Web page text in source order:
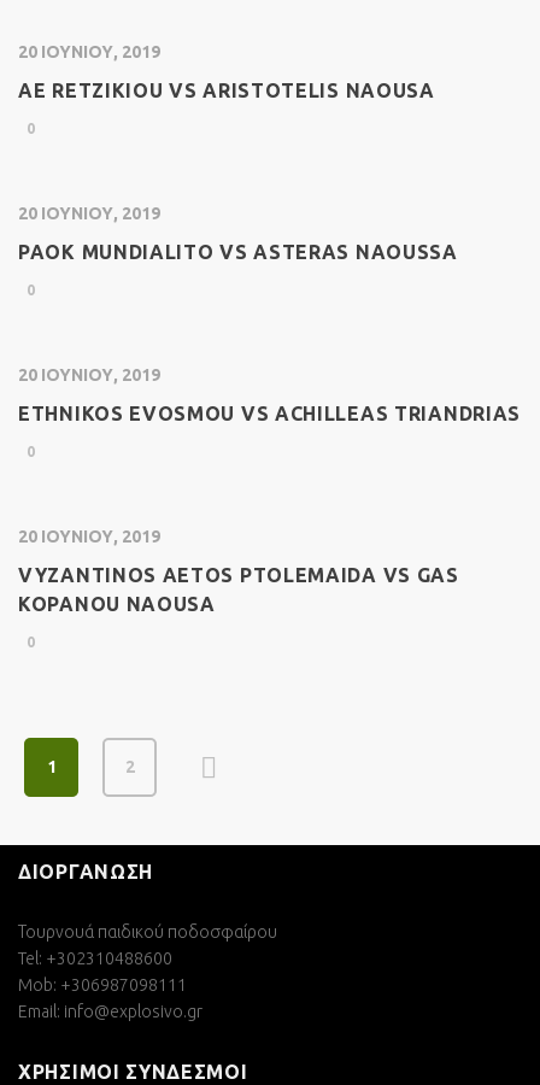
20 ΙΟΥΝΊΟΥ, 2019
AE RETZIKIOU VS ARISTOTELIS NAOUSA
0
20 ΙΟΥΝΊΟΥ, 2019
PAOK MUNDIALITO VS ASTERAS NAOUSSA
0
20 ΙΟΥΝΊΟΥ, 2019
ETHNIKOS EVOSMOU VS ACHILLEAS TRIANDRIAS
0
20 ΙΟΥΝΊΟΥ, 2019
VYZANTINOS AETOS PTOLEMAIDA VS GAS
KOPANOU NAOUSA
0
1 2
ΔΙΟΡΓΑΝΩΣΗ
Τουρνουά παιδικού ποδοσφαίρου
Tel: +302310488600
Mob: +306987098111
Email: info@explosivo.gr
ΧΡΗΣΙΜΟΙ ΣΥΝΔΕΣΜΟΙ